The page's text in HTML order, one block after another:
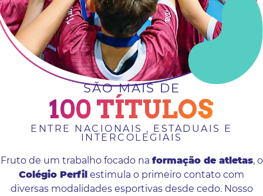
SÃO MAIS DE
100 TÍTULOS
ENTRE NACIONAIS , ESTADUAIS E
INTERCOLEGIAIS
Fruto de um trabalho focado na formação de atletas, o
Colégio Perfil estimula o primeiro contato com
diversas modalidades esportivas desde cedo. Nosso